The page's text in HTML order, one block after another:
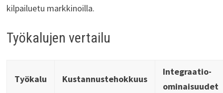
kilpailuetu markkinoilla.
Työkalujen vertailu
Työkalu Kustannustehokkuus
Integraatio-
ominaisuudet